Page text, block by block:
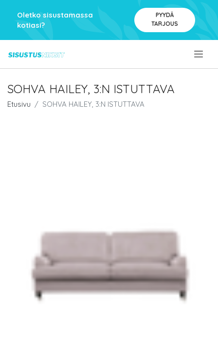
Oletko sisustamassa
kotiasi?
PYYDÄ
TARJOUS
SOHVA HAILEY, 3:N ISTUTTAVA
Etusivu SOHVA HAILEY, 3:N ISTUTTAVA